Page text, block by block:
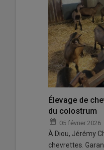
Élevage de
du colostrum
05 février 2026
À Diou, Jérémy
chevrettes.